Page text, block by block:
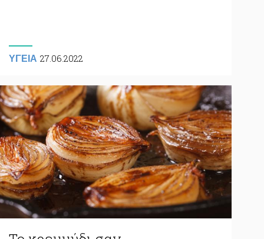
ΥΓΕΙΑ 27.06.2022